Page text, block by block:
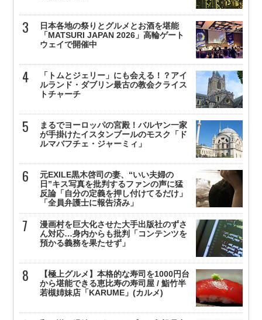
日本各地の祭りとグルメとお酒を堪能
「MATSURI JAPAN 2026」高輪ゲート
ウェイで開催中
「トムとジェリー」にも会える！？アイ
ルランド・ダブリン最古の教会クライス
トチャーチ
まるでヨーロッパの宮殿！バルヤン一家
が手掛けたイスタンブールのモスク「ド
ルマバフチェ・ジャーミィ」
元EXILE黒木啓司の妻、“いい夫婦の
日”キス写真を批判するファンの声に猛
反論「自分の定義を押し付けてるだけ」
「全員弁護士に報告済み」
漫画村を巨大化させた大手出版社のずさ
ん対応…身内からも批判「コンテンツを
預かる義務を果たせず」
【極上グルメ】本格的な寿司を1000円台
から堪能できる恵比寿の寿司屋 / 鮨竹半
若槻姉妹店「KARUME」(カルメ)